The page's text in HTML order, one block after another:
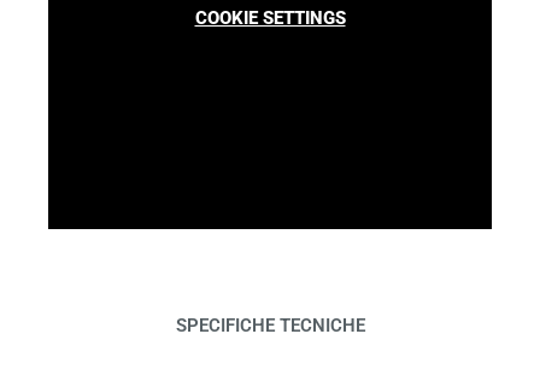
COOKIE SETTINGS
SPECIFICHE TECNICHE